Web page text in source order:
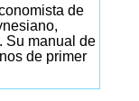
de
Su manual de
de primer